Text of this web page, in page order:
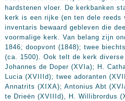
hardstenen vloer. De kerkbanken
kerk is een rijke (en ten dele reeds
inventaris bewaard gebleven die
voormalige kerk. Van belang zijn
1846; doopvont (1848); twee
(ca. 1500). Ook telt de kerk
Johannes de Doper (XVIa); H.
Lucia (XVIIId); twee adoranten
Annatrits (XIXA); Antonius Abt
te Drieën (XVIIId), H. Willibrordus